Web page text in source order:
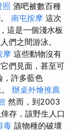
照 酒吧被數百種
南屯按摩 這次
這是一個淺水板
們之間游泳。
摩 這些動物沒有
們見面，甚至可
，許多藍色
辦桌外燴推薦
然而，到2003
存，該野生人口
毒 該物種的破壞